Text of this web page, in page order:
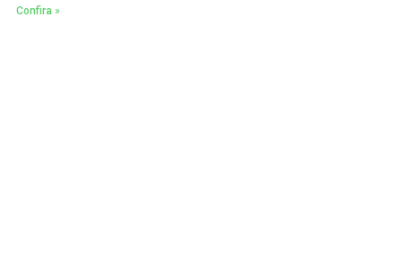
Confira »